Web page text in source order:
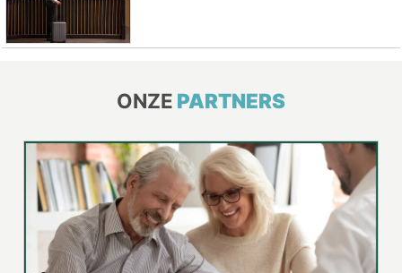
ONZE PARTNERS